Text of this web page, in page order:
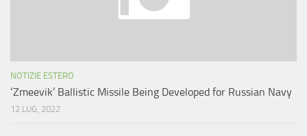
NOTIZIE ESTERO
‘Zmeevik’ Ballistic Missile Being Developed for Russian Navy
12 LUG, 2022